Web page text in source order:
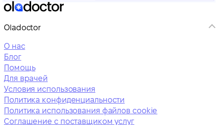
Oladoctor
О нас
Блог
Помощь
Для врачей
Условия использования
Политика конфиденциальности
Политика использования файлов cookie
Соглашение с поставщиком услуг